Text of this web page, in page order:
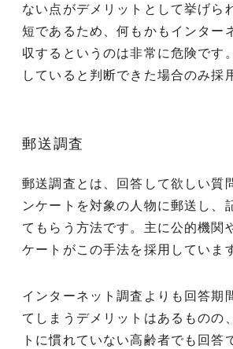
ない点がデメリットとして挙げら
短であるため、何もかもインター
収するというのは非常に危険です
していると判断できた場合のみ採
郵送調査
郵送調査とは、回答して欲しい質
ンケートを対象の人物に郵送し、
てもらう方法です。主に公的機関
ケートがこの手法を採用していま
インターネット調査よりも回答期
てしまうデメリットはあるものの
トに慣れていない高齢者でも回答